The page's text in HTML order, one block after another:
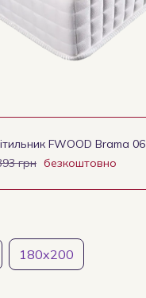
FWOOD Brama 06
грн безкоштовно
180x200